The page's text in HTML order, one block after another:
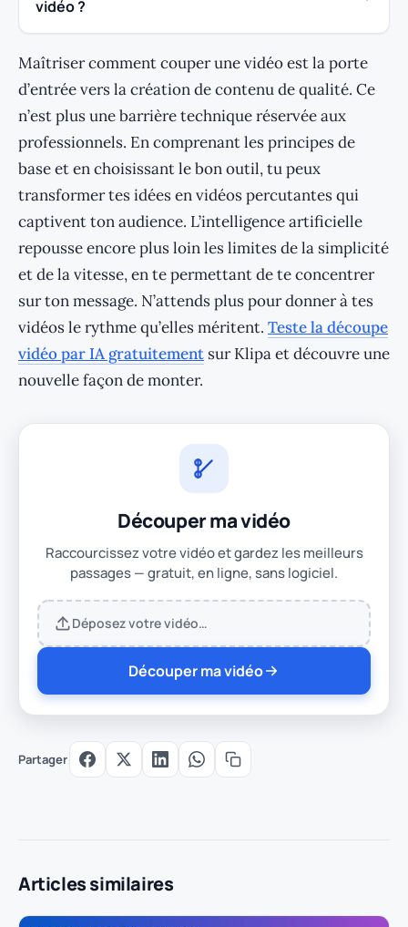
Partager
vidéo ?
Maîtriser comment couper une vidéo est la porte
d’entrée vers la création de contenu de qualité. Ce
n’est plus une barrière technique réservée aux
professionnels. En comprenant les principes de
base et en choisissant le bon outil, tu peux
transformer tes idées en vidéos percutantes qui
captivent ton audience. L’intelligence artificielle
repousse encore plus loin les limites de la simplicité
et de la vitesse, en te permettant de te concentrer
sur ton message. N’attends plus pour donner à tes
vidéos le rythme qu’elles méritent. Teste la découpe
vidéo par IA gratuitement sur Klipa et découvre une
nouvelle façon de monter.
Découper ma vidéo
Raccourcissez votre vidéo et gardez les meilleurs
passages — gratuit, en ligne, sans logiciel.
Déposez votre vidéo…
Découper ma vidéo
Articles similaires